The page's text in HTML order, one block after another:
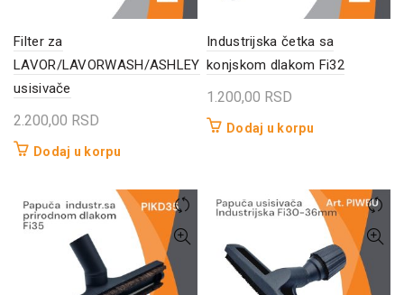
Filter za
LAVOR/LAVORWASH/ASHLEY
usisivače
2.200,00 RSD
Dodaj u korpu
Industrijska četka sa
konjskom dlakom Fi32
1.200,00 RSD
Dodaj u korpu